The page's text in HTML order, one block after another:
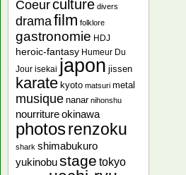
Coeurculture divers
dramafilm folklore
gastronomie HDJ
heroic-fantasy Humeur Du
Jour isekai japon jissen
karate kyoto matsuri metal
musique nanar nihonshu
nourritureokinawa
photosrenzoku
shark shimabukuro
yukinobustage tokyo